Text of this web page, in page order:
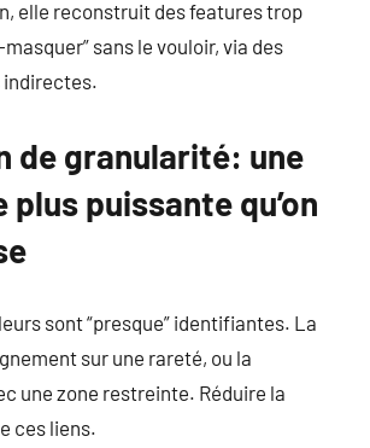
elle reconstruit des features trop
sans le vouloir, via des
de granularité: une
puissante qu’on
sont “presque” identifiantes. La
sur une rareté, ou la
une zone restreinte. Réduire la
ces liens.